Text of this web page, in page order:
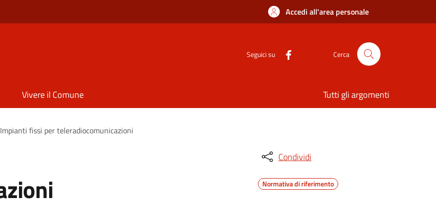
Accedi all'area personale
Seguici su Cerca
Vivere il Comune Tutti gli argomenti
Impianti fissi per teleradiocomunicazioni
Condividi
Normativa di riferimento